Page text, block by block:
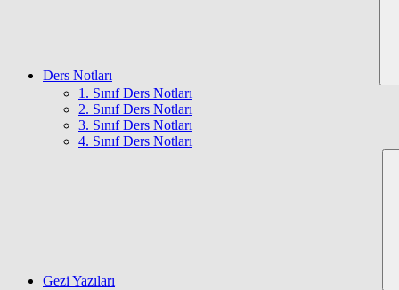
Ders Notları
1. Sınıf Ders Notları
2. Sınıf Ders Notları
3. Sınıf Ders Notları
4. Sınıf Ders Notları
Gezi Yazıları